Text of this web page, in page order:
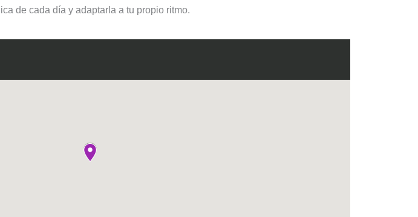
de cada día y adaptarla a tu propio ritmo.